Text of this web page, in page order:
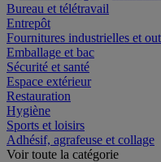
Bureau et télétravail
Entrepôt
Fournitures industrielles et
Emballage et bac
Sécurité et santé
Espace extérieur
Restauration
Hygiène
Sports et loisirs
Adhésif, agrafeuse et collage
Voir toute la catégorie